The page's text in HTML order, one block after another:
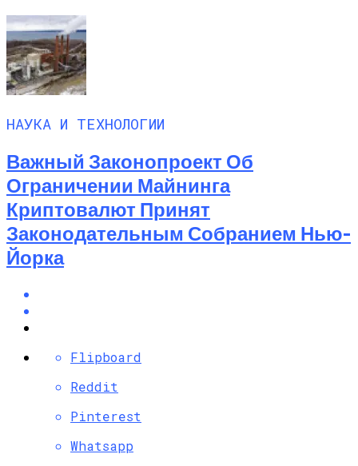
НАУКА И ТЕХНОЛОГИИ
Важный Законопроект Об
Ограничении Майнинга
Криптовалют Принят
Законодательным Собранием Нью-
Йорка
Flipboard
Reddit
Pinterest
Whatsapp